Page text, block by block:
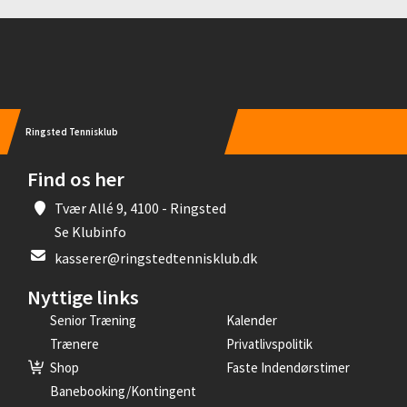
Ringsted Tennisklub
Find os her
Tvær Allé 9, 4100 - Ringsted
Se Klubinfo
kasserer@ringstedtennisklub.dk
Nyttige links
Senior Træning
Kalender
Trænere
Privatlivspolitik
Shop
Faste Indendørstimer
Banebooking/kontingent